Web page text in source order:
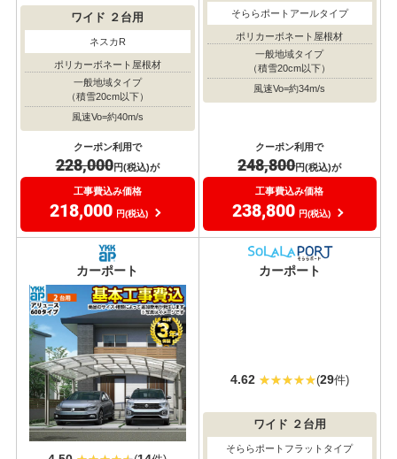
ワイド ２台用
ネスカR
ポリカーボネート屋根材
一般地域タイプ
（積雪20cm以下）
風速Vo=約40m/s
クーポン利用で
228,000円(税込)が
工事費込み価格
218,000 円(税込)
ワイド ２台用
そららポートアールタイプ
ポリカーボネート屋根材
一般地域タイプ
（積雪20cm以下）
クーポン利用で
248,800円(税込)が
工事費込み価格
238,800 円(税込)
カーポート カーポート